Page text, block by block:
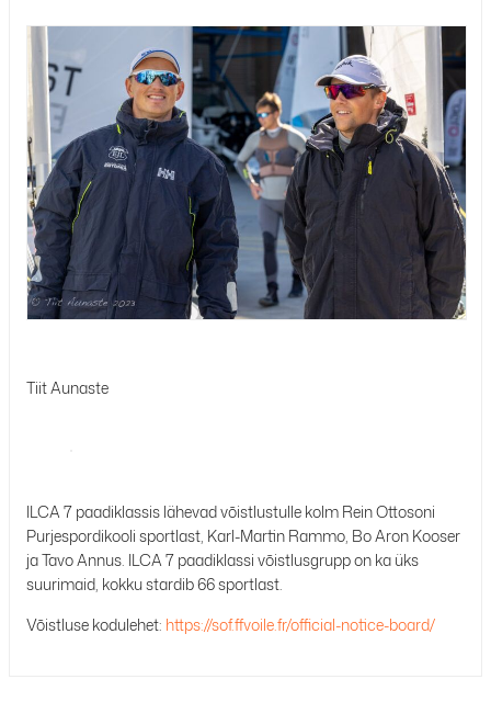
Tiit Aunaste
ILCA 7 paadiklassis lähevad võistlustulle kolm Rein Ottosoni
Purjespordikooli sportlast, Karl-Martin Rammo, Bo Aron Kooser
ja Tavo Annus. ILCA 7 paadiklassi võistlusgrupp on ka üks
suurimaid, kokku stardib 66 sportlast.
Võistluse kodulehet: https://sof.ffvoile.fr/official-notice-board/